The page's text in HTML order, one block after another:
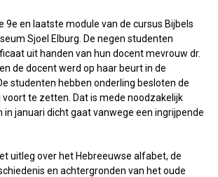
9e en laatste module van de cursus Bijbels
Sjoel Elburg. De negen studenten
uit handen van hun docent mevrouw dr.
de docent werd op haar beurt in de
studenten hebben onderling besloten de
voort te zetten. Dat is mede noodzakelijk
januari dicht gaat vanwege een ingrijpende
uitleg over het Hebreeuwse alfabet, de
en achtergronden van het oude